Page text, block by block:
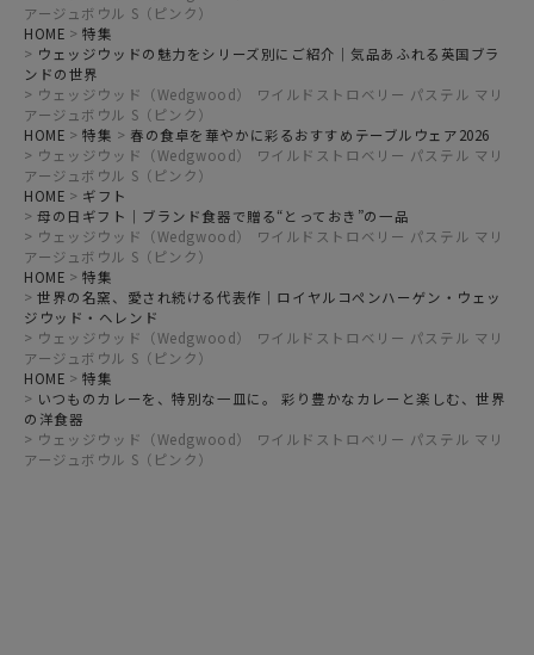
アージュボウル S（ピンク）
HOME
特集
ウェッジウッドの魅力をシリーズ別にご紹介｜気品あふれる英国ブラ
ンドの世界
ウェッジウッド（Wedgwood） ワイルドストロベリー パステル マリ
アージュボウル S（ピンク）
HOME
特集
春の食卓を華やかに彩るおすすめテーブルウェア2026
ウェッジウッド（Wedgwood） ワイルドストロベリー パステル マリ
アージュボウル S（ピンク）
HOME
ギフト
母の日ギフト｜ブランド食器で贈る“とっておき”の一品
ウェッジウッド（Wedgwood） ワイルドストロベリー パステル マリ
アージュボウル S（ピンク）
HOME
特集
世界の名窯、愛され続ける代表作｜ロイヤルコペンハーゲン・ウェッ
ジウッド・ヘレンド
ウェッジウッド（Wedgwood） ワイルドストロベリー パステル マリ
アージュボウル S（ピンク）
HOME
特集
いつものカレーを、特別な一皿に。 彩り豊かなカレーと楽しむ、世界
の洋食器
ウェッジウッド（Wedgwood） ワイルドストロベリー パステル マリ
アージュボウル S（ピンク）